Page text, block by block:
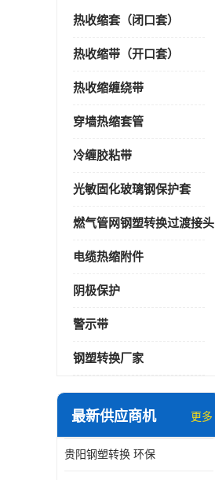
热收缩套（闭口套）
热收缩带（开口套）
热收缩缠绕带
穿墙热缩套管
冷缠胶粘带
光敏固化玻璃钢保护套
燃气管网钢塑转换过渡接头
电缆热缩附件
阴极保护
警示带
钢塑转换厂家
最新供应商机 更多
贵阳钢塑转换 环保